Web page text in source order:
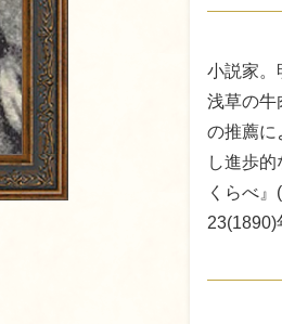
小説家。
浅草の牛
の推薦に
し進歩
くらべ
23(1890)